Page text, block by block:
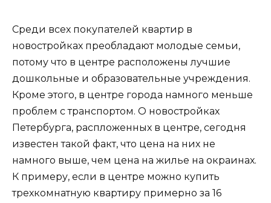
Среди всех покупателей квартир в
новостройках преобладают молодые семьи,
потому что в центре расположены лучшие
дошкольные и образовательные учреждения.
Кроме этого, в центре города намного меньше
проблем с транспортом. О новостройках
Петербурга, распложенных в центре, сегодня
известен такой факт, что цена на них не
намного выше, чем цена на жилье на окраинах.
К примеру, если в центре можно купить
трехкомнатную квартиру примерно за 16